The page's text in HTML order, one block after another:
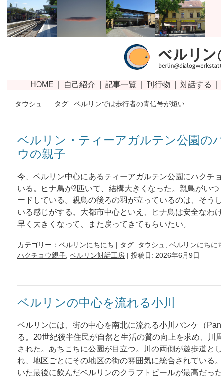
タウシュ − タグ : ベルリンでは歩行者の青信号が短い
ベルリン・ティーアガルテン公園の
ウの親子
今、ベルリン中心にあるティーアガルテン公園にハクチ
いる。ヒナ鳥が2匹いて、結構大きくなった。親鳥がい
ードしている。親鳥の後ろの羽が立っているのは、そう
いる感じがする。大都市中心といえ、ヒナ鳥は安全なわ
早く大きくなって、また戻ってきてもらいたい。
カテゴリー： ベルリンにちにち | タグ: タウシュ
ベルリンにちに
ハクチョウ親子 ベルリン対話工房 | 投稿日: 2026年6月9日
ベルリンの中心を流れる小川
ベルリンには、街の中心を南北に流れる小川パンケ（
る。20世紀後半住民が自然と生活の質の向上を求め、川
された。あちこちに公園が目立つ。川の両側が遊歩道と
れ、地区ごとにその地区の街の雰囲気に統合されている
いた最後に飲んだベルリンのクラフトビールが最高だっ